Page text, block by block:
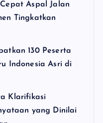
Aspal Jalan
Tingkatkan
130 Peserta
Indonesia Asri di
Klarifikasi
yang Dinilai